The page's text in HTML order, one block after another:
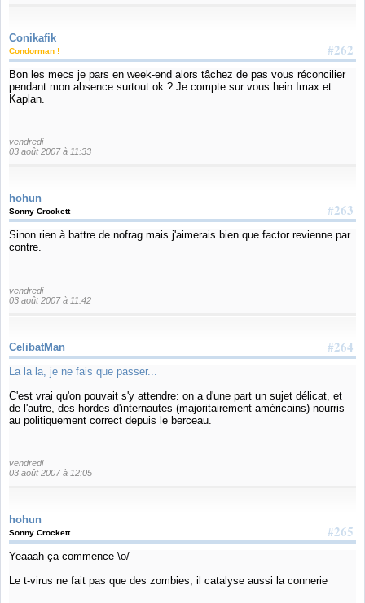
Conikafik
#262
Condorman !
Bon les mecs je pars en week-end alors tâchez de pas vous réconcilier
pendant mon absence surtout ok ? Je compte sur vous hein Imax et
Kaplan.
vendredi
03 août 2007 à 11:33
hohun
#263
Sonny Crockett
Sinon rien à battre de nofrag mais j'aimerais bien que factor revienne par
contre.
vendredi
03 août 2007 à 11:42
#264
CelibatMan
La la la, je ne fais que passer...
C'est vrai qu'on pouvait s'y attendre: on a d'une part un sujet délicat, et
de l'autre, des hordes d'internautes (majoritairement américains) nourris
au politiquement correct depuis le berceau.
vendredi
03 août 2007 à 12:05
hohun
#265
Sonny Crockett
Yeaaah ça commence \o/
Le t-virus ne fait pas que des zombies, il catalyse aussi la connerie